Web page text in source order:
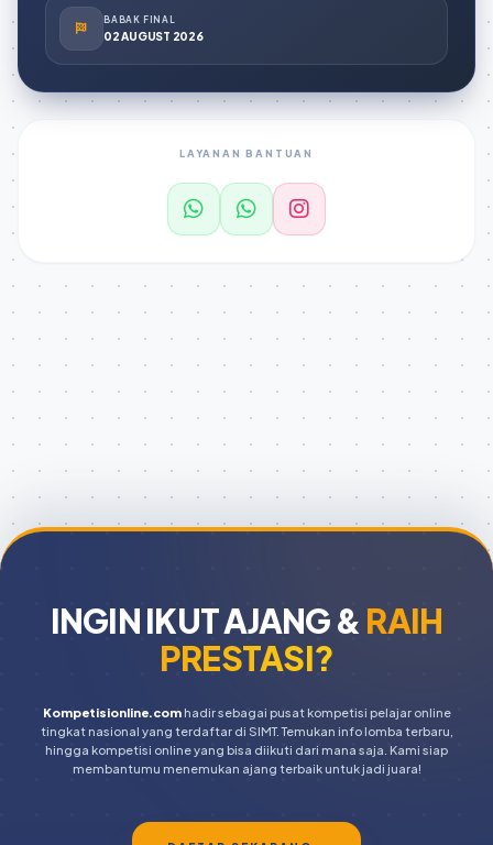
BABAK FINAL
02 AUGUST 2026
LAYANAN BANTUAN
INGIN IKUT AJANG& RAIH
PRESTASI?
Kompetisionline.comhadir sebagai pusat kompetisi pelajar online
tingkat nasional yang terdaftar di SIMT. Temukan info lomba terbaru,
hingga kompetisi online yang bisa diikuti dari mana saja. Kami siap
membantumu menemukan ajang terbaik untuk jadi juara!